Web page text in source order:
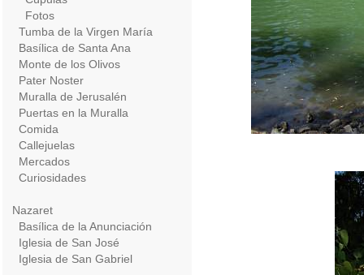
Fotos
Tumba de la Virgen María
Basílica de Santa Ana
Monte de los Olivos
Pater Noster
Muralla de Jerusalén
Puertas en la Muralla
Comida
Callejuelas
Mercados
Curiosidades
Nazaret
Basílica de la Anunciación
Iglesia de San José
Iglesia de San Gabriel